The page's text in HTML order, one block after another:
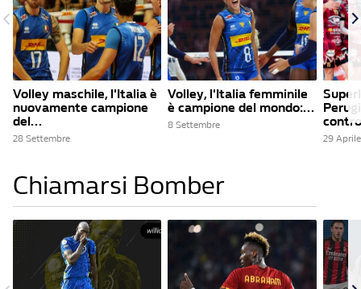
Volley maschile, l'Italia è
nuovamente campione
del...
28 Settembre
Volley, l'Italia femminile
è campione del mondo:...
8 Settembre
29 Aprile
Chiamarsi Bomber